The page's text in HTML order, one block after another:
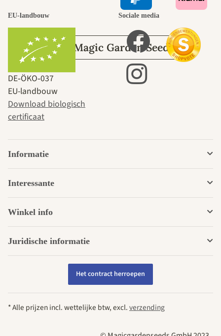
tuin.
Over Magic Garden Seeds
EU-landbouw
DE‑ÖKO‑037
EU-landbouw
Download biologisch
certificaat
Sociale media
Informatie
Interessante
Winkel info
Juridische informatie
Het contract herroepen
* Alle prijzen incl. wettelijke btw, excl.verzending